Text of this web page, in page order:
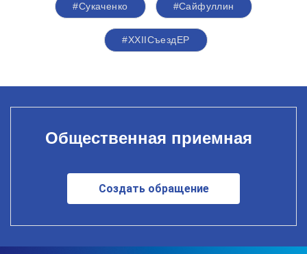
#Сукаченко #Сайфуллин
#XXIIСъездЕР
Общественная приемная
Создать обращение